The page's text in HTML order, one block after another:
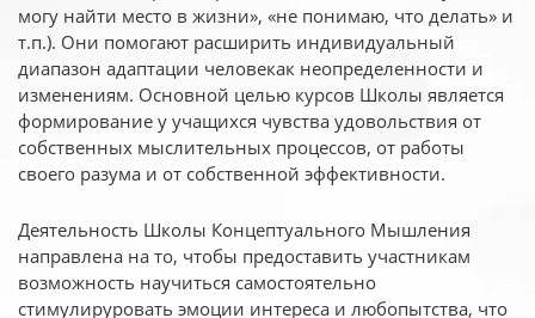
могу найти место в жизни», «не понимаю, что делать» и
т.п.). Они помогают расширить индивидуальный
диапазон адаптации человекак неопределенности и
изменениям. Основной целью курсов Школы является
формирование у учащихся чувства удовольствия от
собственных мыслительных процессов, от работы
своего разума и от собственной эффективности.
Деятельность Школы Концептуального Мышления
направлена на то, чтобы предоставить участникам
возможность научиться самостоятельно
стимулируровать эмоции интереса и любопытства, что